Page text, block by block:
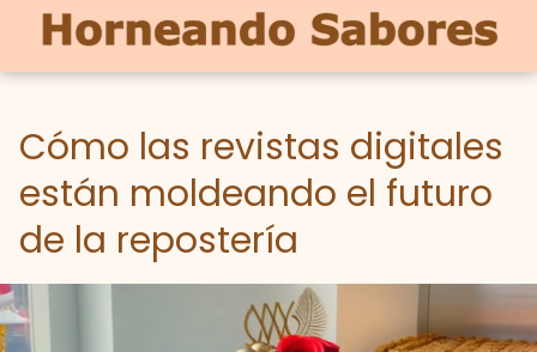
Cómo las revistas digitales
están moldeando el futuro
de la repostería